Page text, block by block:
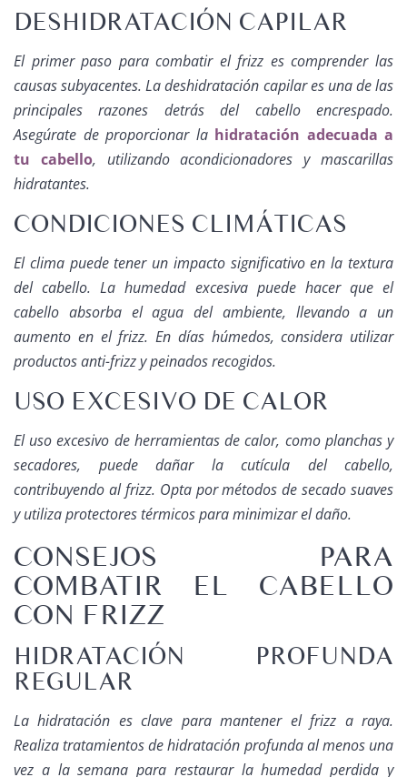
DESHIDRATACIÓN CAPILAR
El primer paso para combatir el frizz es comprender las
causas subyacentes. La deshidratación capilar es una de las
principales razones detrás del cabello encrespado.
Asegúrate de proporcionar la hidratación adecuada a
tu cabello, utilizando acondicionadores y mascarillas
hidratantes.
CONDICIONES CLIMÁTICAS
El clima puede tener un impacto significativo en la textura
del cabello. La humedad excesiva puede hacer que el
cabello absorba el agua del ambiente, llevando a un
aumento en el frizz. En días húmedos, considera utilizar
productos anti-frizz y peinados recogidos.
USO EXCESIVO DE CALOR
El uso excesivo de herramientas de calor, como planchas y
secadores, puede dañar la cutícula del cabello,
contribuyendo al frizz. Opta por métodos de secado suaves
y utiliza protectores térmicos para minimizar el daño.
CONSEJOS PARA
COMBATIR EL CABELLO
CON FRIZZ
HIDRATACIÓN PROFUNDA
REGULAR
La hidratación es clave para mantener el frizz a raya.
Realiza tratamientos de hidratación profunda al menos una
vez a la semana para restaurar la humedad perdida y